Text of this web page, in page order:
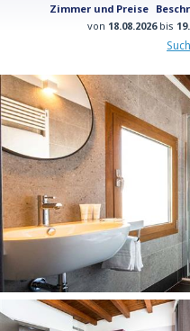
Zimmer und Preise
von 18.08.2026bis